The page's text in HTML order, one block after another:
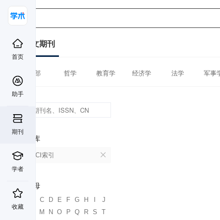
首页
助手
期刊
学者
收藏
中文期刊
全部 哲学 教育学 经济学 法学 军事
数据库
CSSCI索引
首字母
C D E F G H
J
K
M N O P Q R S
T